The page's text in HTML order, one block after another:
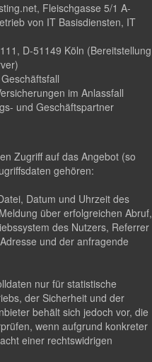
Fleischgasse 5/1 A-
von IT Basisdiensten, IT
D-51149 Köln (Bereitstellung
im Anlassfall
und Geschäftspartner
Zugriff auf das Angebot (so
gehören:
Datum und Uhrzeit des
über erfolgreichen Abruf,
des Nutzers, Referrer
und der anfragende
nur für statistische
der Sicherheit und der
behält sich jedoch vor, die
wenn aufgrund konkreter
einer rechtswidrigen